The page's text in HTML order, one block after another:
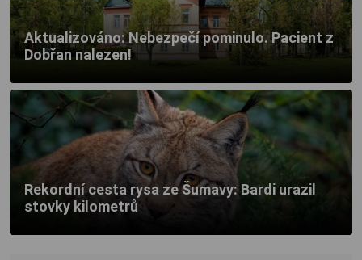
Aktualizováno: Nebezpečí pominulo. Pacient z
Dobřan nalezen!
Rekordní cesta rysa ze Šumavy: Bardi urazil
stovky kilometrů